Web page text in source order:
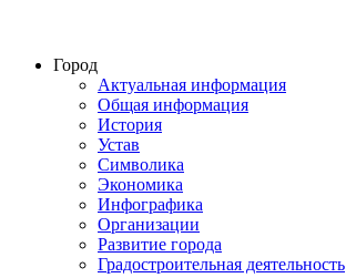
Город
Актуальная информация
Общая информация
История
Устав
Символика
Экономика
Инфографика
Организации
Развитие города
Градостроительная деятельность